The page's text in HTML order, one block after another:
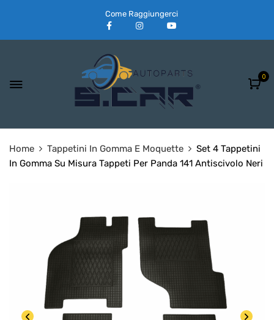
Come Raggiungerci
0
Home Tappetini In Gomma E Moquette
Set 4 Tappetini
In Gomma Su Misura Tappeti Per Panda 141 Antiscivolo Neri